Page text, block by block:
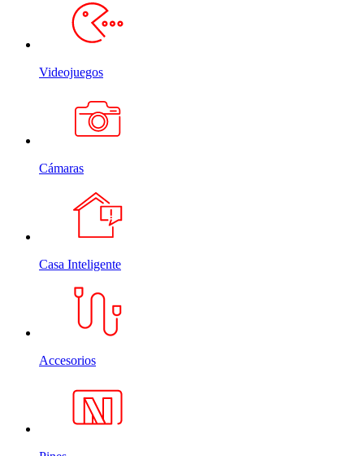
Videojuegos
Cámaras
Casa Inteligente
Accesorios